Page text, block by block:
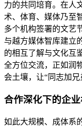
力的共同培育。在人
术、体育、媒体乃至
多个机构签署的文艺
与越方媒体智库建立
的相互了解与文化互
全方位交流，正如润
会土壤，让“同志加兄
合作深化下的企
如此大规模、成体系